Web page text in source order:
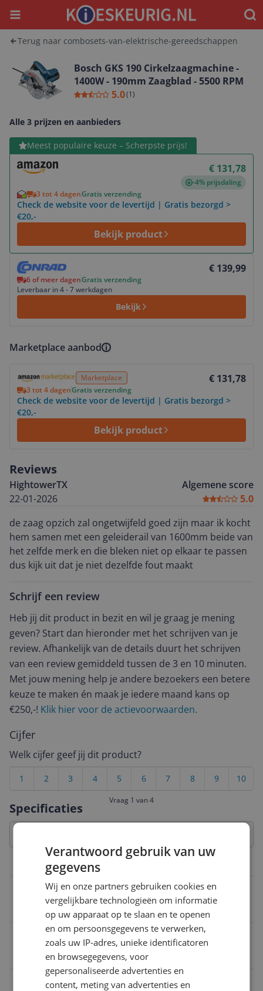
Menu
Terug naar combosets-van-elektrische-gereedschappen
Bosch GKS 190 Cirkelzaagmachine -
1400W - 190mm Zaagblad - 5500 RPM
5.0(1)
Alle 3 prijzen en aanbieders
Meest populaire keuze – Scherpste prijs!
€ 131,78
-4% prijsdaling
3 tot 4 dagenGratis verzending
Check de website voor de levertijd | Gratis bezorgd >
€20,-
Bekijk product
Bekijk product
€ 139,99
6 of meer dagenGratis verzending
Leverbaar in 4 - 7 werkdagen
Bekijk
Bekijk product
Marketplace aanbod
Marketplace € 131,78
3 tot 4 dagenGratis verzending
Check de website voor de levertijd | Gratis bezorgd >
€20,-
Bekijk product
Specificaties
Zaagdiepte (90°)
Vermogen
1.400 W
Diameter zaagblad
Reviews
HightowerTX
22-01-2026
Algemene score
5.0
de zaag opzich zal ongetwijfeld goed zijn maar ik kocht
hem samen met een geleiderail van 1600mm beide van
het zelfde merk en die bleken niet op elkaar te passen
dus kijk uit dat je niet dezelfde fout maakt
Schrijf een review
Heb jij dit product in bezit en wil je graag je mening
geven? Start dan hieronder met het schrijven van je
review. Afhankelijk van de details duurt het schrijven
van een review gemiddeld tussen de 3 en 10 minuten.
Met jouw mening help je andere bezoekers een betere
keuze te maken én maak je iedere maand kans op
€250,-! Klik hier voor de actievoorwaarden.
Cijfer
Welk cijfer geef jij dit product?
10
9
8
7
6
5
4
3
2
1
Vraag 1 van 4
Verantwoord gebruik van uw
gegevens
Wij en onze partners gebruiken cookies en
vergelijkbare technologieën om informatie
op uw apparaat op te slaan en te openen
en om persoonsgegevens te verwerken,
zoals uw IP-adres, unieke identificatoren
en browsegegevens, voor
gepersonaliseerde advertenties en
content, meting van advertenties en